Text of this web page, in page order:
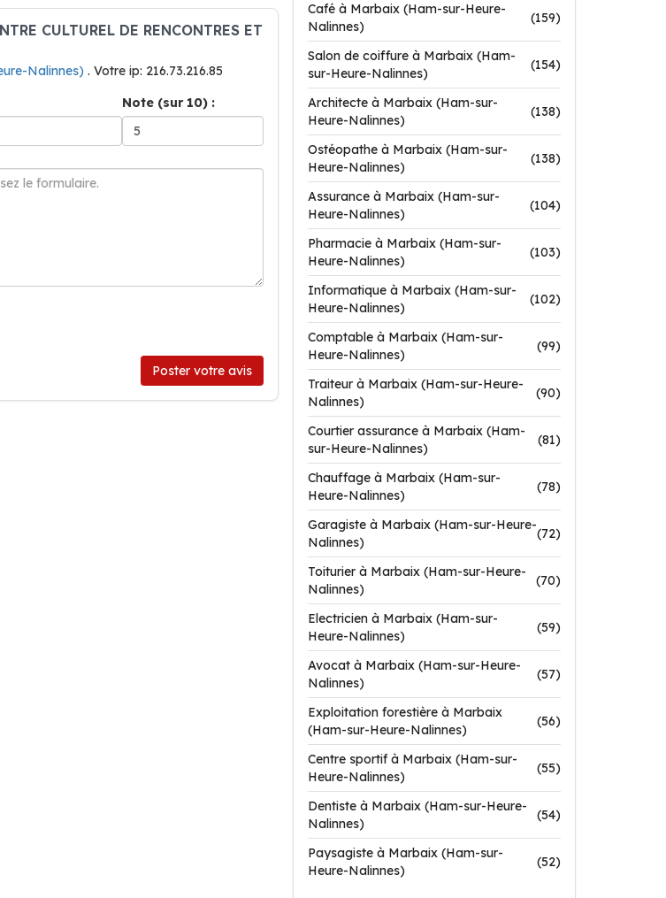
CULTUREL DE RENCONTRES ET
Nalinnes) . Votre ip: 216.73.216.85
Note (sur 10) :
Poster votre avis
Café à Marbaix (Ham-sur-Heure-
Nalinnes)
(159)
Salon de coiffure à Marbaix (Ham-
sur-Heure-Nalinnes)
(154)
Architecte à Marbaix (Ham-sur-
Heure-Nalinnes)
(138)
Ostéopathe à Marbaix (Ham-sur-
Heure-Nalinnes)
(138)
Assurance à Marbaix (Ham-sur-
Heure-Nalinnes)
(104)
Pharmacie à Marbaix (Ham-sur-
Heure-Nalinnes)
(103)
Informatique à Marbaix (Ham-sur-
Heure-Nalinnes)
(102)
Comptable à Marbaix (Ham-sur-
Heure-Nalinnes)
(99)
Traiteur à Marbaix (Ham-sur-Heure-
Nalinnes)
(90)
Courtier assurance à Marbaix (Ham-
sur-Heure-Nalinnes)
(81)
Chauffage à Marbaix (Ham-sur-
Heure-Nalinnes)
(78)
Garagiste à Marbaix (Ham-sur-Heure-
Nalinnes)
(72)
Toiturier à Marbaix (Ham-sur-Heure-
Nalinnes)
(70)
Electricien à Marbaix (Ham-sur-
Heure-Nalinnes)
(59)
Avocat à Marbaix (Ham-sur-Heure-
Nalinnes)
(57)
Exploitation forestière à Marbaix
(Ham-sur-Heure-Nalinnes)
(56)
Centre sportif à Marbaix (Ham-sur-
Heure-Nalinnes)
(55)
Dentiste à Marbaix (Ham-sur-Heure-
Nalinnes)
(54)
Paysagiste à Marbaix (Ham-sur-
Heure-Nalinnes)
(52)